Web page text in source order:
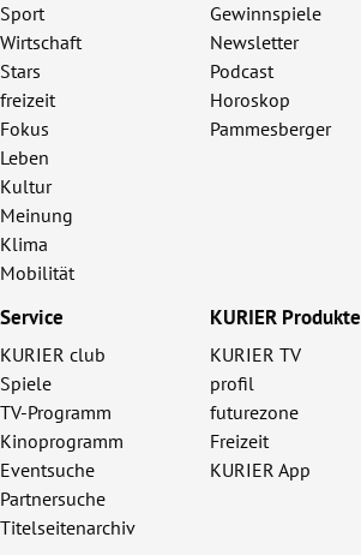
Sport
Wirtschaft
Stars
freizeit
Fokus
Leben
Kultur
Meinung
Klima
Mobilität
Gewinnspiele
Newsletter
Podcast
Horoskop
Pammesberger
Service
KURIER club
Spiele
TV-Programm
Kinoprogramm
Eventsuche
Partnersuche
Titelseitenarchiv
KURIER Produkte
KURIER TV
profil
futurezone
Freizeit
KURIER App